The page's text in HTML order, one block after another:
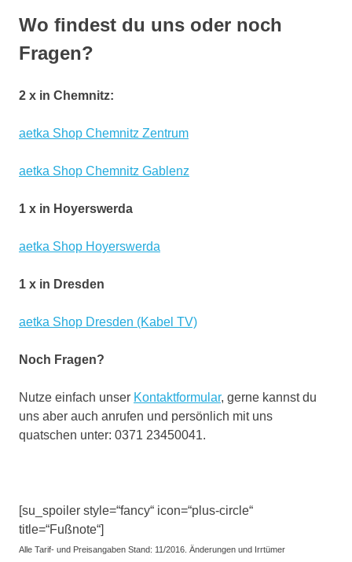
Wo findest du uns oder noch
Fragen?
2 x in Chemnitz:
aetka Shop Chemnitz Zentrum
aetka Shop Chemnitz Gablenz
1 x in Hoyerswerda
aetka Shop Hoyerswerda
1 x in Dresden
aetka Shop Dresden (Kabel TV)
Noch Fragen?
Nutze einfach unser Kontaktformular, gerne kannst du
uns aber auch anrufen und persönlich mit uns
quatschen unter: 0371 23450041.
[su_spoiler style=“fancy“ icon=“plus-circle“
title=“Fußnote“]
Alle Tarif- und Preisangaben Stand: 11/2016. Änderungen und Irrtümer